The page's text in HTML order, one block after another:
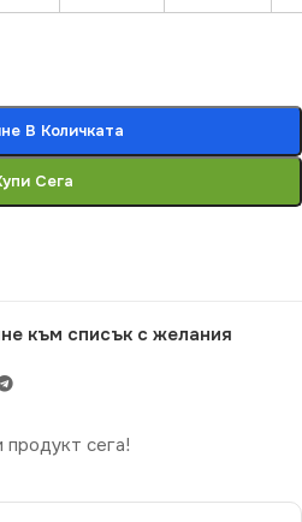
В Количката
Сега
към списък с желания
сега!